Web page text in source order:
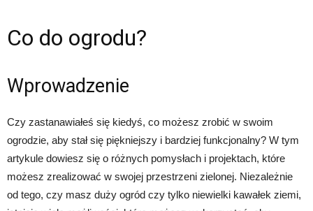
Co do ogrodu?
Wprowadzenie
Czy zastanawiałeś się kiedyś, co możesz zrobić w swoim
ogrodzie, aby stał się piękniejszy i bardziej funkcjonalny? W tym
artykule dowiesz się o różnych pomysłach i projektach, które
możesz zrealizować w swojej przestrzeni zielonej. Niezależnie
od tego, czy masz duży ogród czy tylko niewielki kawałek ziemi,